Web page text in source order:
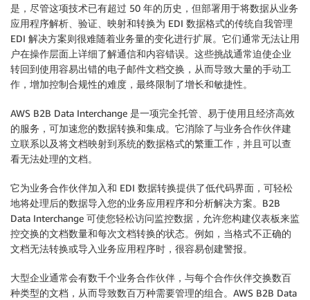
是，尽管这项技术已有超过 50 年的历史，但部署用于将数据从业务
应用程序解析、验证、映射和转换为 EDI 数据格式的传统自我管理
EDI 解决方案则很难随着业务量的变化进行扩展。它们通常无法让用
户在操作层面上详细了解通信和内容错误。这些挑战通常迫使企业
转回到使用容易出错的电子邮件文档交换，从而导致大量的手动工
作，增加控制合规性的难度，最终限制了增长和敏捷性。
AWS B2B Data Interchange 是一项完全托管、易于使用且经济高效
的服务，可加速您的数据转换和集成。它消除了与业务合作伙伴建
立联系以及将文档映射到系统的数据格式的繁重工作，并且可以查
看无法处理的文档。
它为业务合作伙伴加入和 EDI 数据转换提供了低代码界面，可轻松
地将处理后的数据导入您的业务应用程序和分析解决方案。B2B
Data Interchange 可使您轻松访问监控数据，允许您构建仪表板来监
控交换的文档数量和每次文档转换的状态。例如，当格式不正确的
文档无法转换或导入业务应用程序时，很容易创建警报。
大型企业通常会有数千个业务合作伙伴，与每个合作伙伴交换数百
种类型的文档，从而导致数百万种需要管理的组合。AWS B2B Data